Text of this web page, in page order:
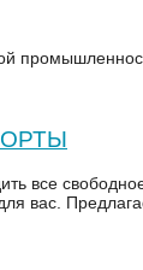
все
вас.